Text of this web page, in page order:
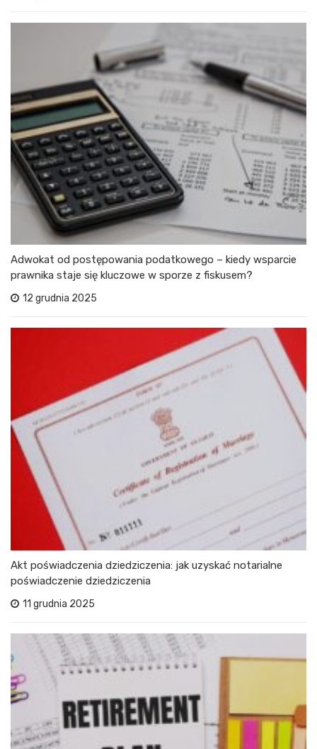
Adwokat od postępowania podatkowego – kiedy wsparcie
prawnika staje się kluczowe w sporze z fiskusem?
12 grudnia 2025
Akt poświadczenia dziedziczenia: jak uzyskać notarialne
poświadczenie dziedziczenia
11 grudnia 2025